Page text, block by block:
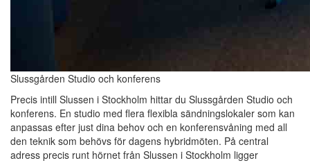
Slussgården Studio och konferens
Precis intill Slussen i Stockholm hittar du Slussgården Studio och
konferens. En studio med flera flexibla sändningslokaler som kan
anpassas efter just dina behov och en konferensvåning med all
den teknik som behövs för dagens hybridmöten. På central
adress precis runt hörnet från Slussen i Stockholm ligger